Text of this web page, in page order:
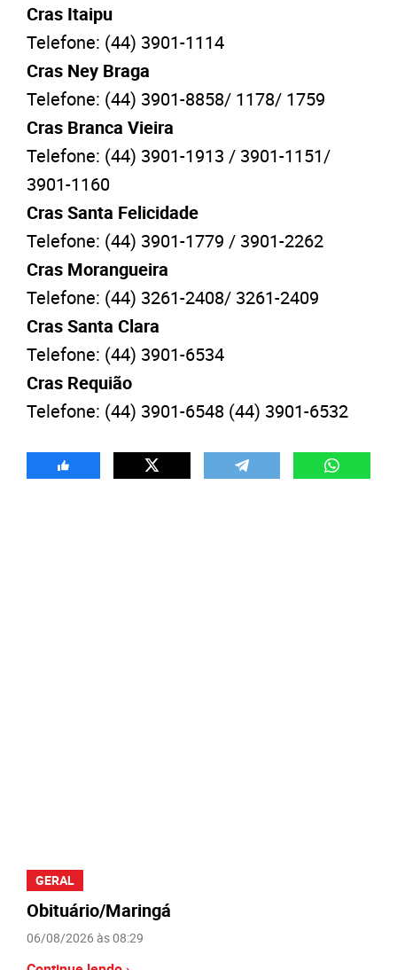
Cras Itaipu
Telefone: (44) 3901-1114
Cras Ney Braga
Telefone: (44) 3901-8858/ 1178/ 1759
Cras Branca Vieira
Telefone: (44) 3901-1913 / 3901-1151/
3901-1160
CrasSanta Felicidade
Telefone: (44) 3901-1779 / 3901-2262
Cras Morangueira
Telefone: (44) 3261-2408/ 3261-2409
CrasSanta Clara
Telefone: (44) 3901-6534
Cras Requião
Telefone: (44) 3901-6548 (44) 3901-6532
GERAL
Obituário/Maringá
06/08/2026 às 08:29